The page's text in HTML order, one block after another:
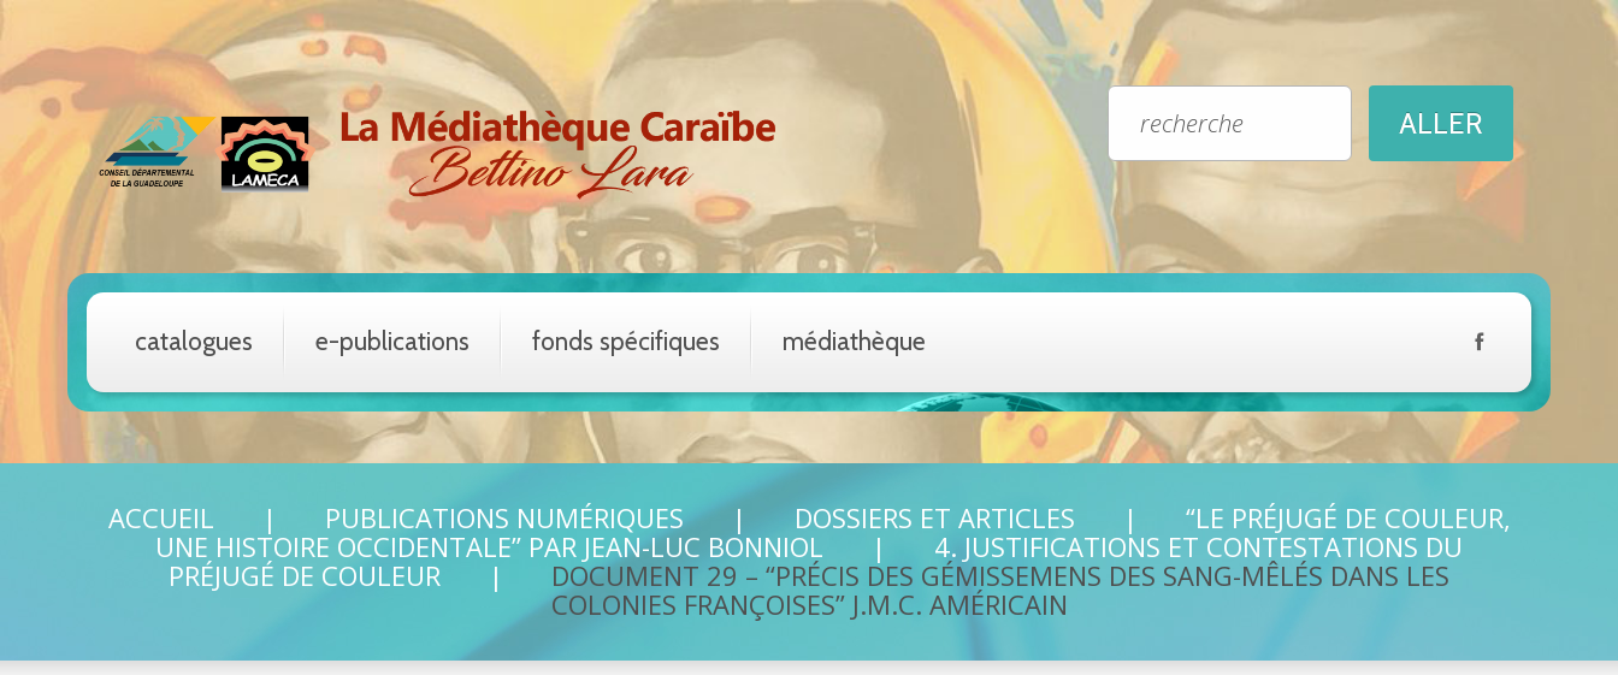
catalogues e-publications fonds spécifiques médiathèque
ACCUEIL PUBLICATIONS NUMÉRIQUES DOSSIERS ET ARTICLES
“LE PRÉJUGÉ DE COULEUR,
UNE HISTOIRE OCCIDENTALE” PAR JEAN-LUC BONNIOL
4. JUSTIFICATIONS ET CONTESTATIONS DU
PRÉJUGÉ DE COULEUR
DOCUMENT 29 – “PRÉCIS DES GÉMISSEMENS DES SANG-MÊLÉS DANS LES
COLONIES FRANÇOISES” J.M.C. AMÉRICAIN